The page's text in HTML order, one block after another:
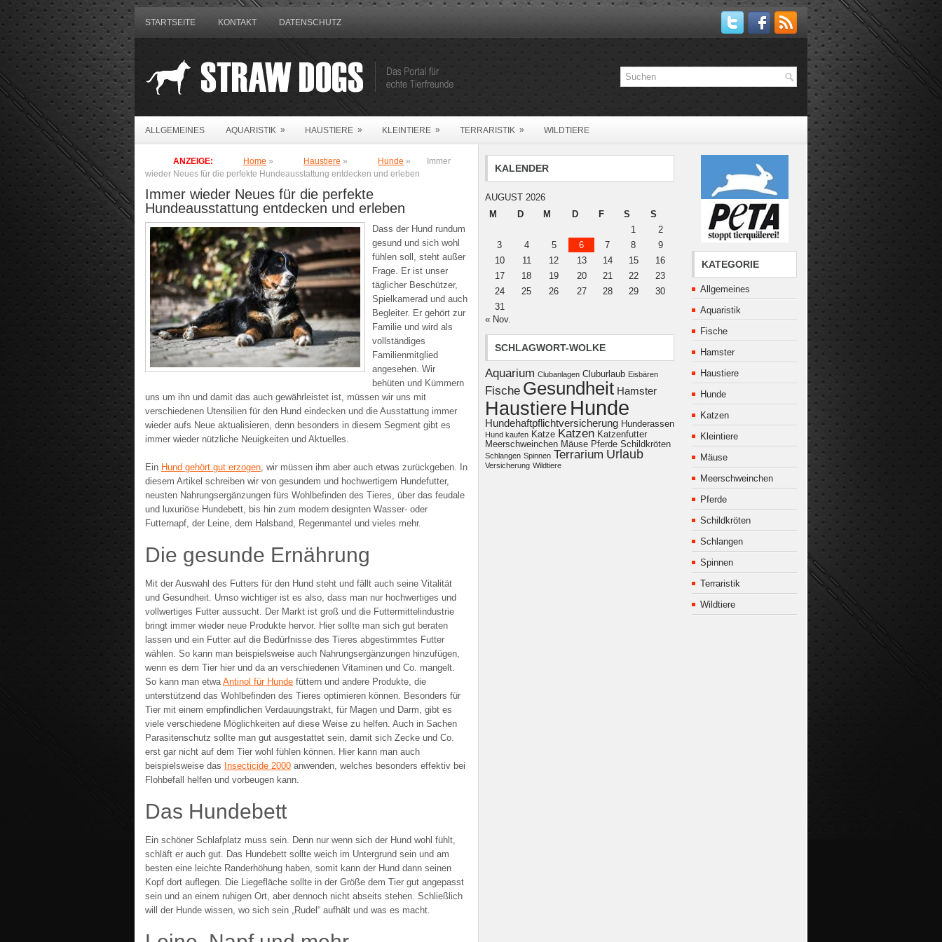
STARTSEITE KONTAKT DATENSCHUTZ
ALLGEMEINES AQUARISTIK » HAUSTIERE » KLEINTIERE » TERRARISTIK » WILDTIERE
ANZEIGE: Home » Haustiere » Hunde »
Immer
wieder Neues für die perfekte Hundeausstattung entdecken und erleben
Immer wieder Neues für die perfekte
Hundeausstattung entdecken und erleben
Dass der Hund rundum
gesund und sich wohl
fühlen soll, steht außer
Frage. Er ist unser
täglicher Beschützer,
Spielkamerad und auch
Begleiter. Er gehört zur
Familie und wird als
vollständiges
Familienmitglied
angesehen. Wir
behüten und Kümmern
uns um ihn und damit das auch gewährleistet ist, müssen wir uns mit
verschiedenen Utensilien für den Hund eindecken und die Ausstattung immer
wieder aufs Neue aktualisieren, denn besonders in diesem Segment gibt es
immer wieder nützliche Neuigkeiten und Aktuelles.
Ein Hund gehört gut erzogen, wir müssen ihm aber auch etwas zurückgeben. In
diesem Artikel schreiben wir von gesundem und hochwertigem Hundefutter,
neusten Nahrungsergänzungen fürs Wohlbefinden des Tieres, über das feudale
und luxuriöse Hundebett, bis hin zum modern designten Wasser- oder
Futternapf, der Leine, dem Halsband, Regenmantel und vieles mehr.
Die gesunde Ernährung
Mit der Auswahl des Futters für den Hund steht und fällt auch seine Vitalität
und Gesundheit. Umso wichtiger ist es also, dass man nur hochwertiges und
vollwertiges Futter aussucht. Der Markt ist groß und die Futtermittelindustrie
bringt immer wieder neue Produkte hervor. Hier sollte man sich gut beraten
lassen und ein Futter auf die Bedürfnisse des Tieres abgestimmtes Futter
wählen. So kann man beispielsweise auch Nahrungsergänzungen hinzufügen,
wenn es dem Tier hier und da an verschiedenen Vitaminen und Co. mangelt.
So kann man etwaAntinol für Hunde füttern und andere Produkte, die
unterstützend das Wohlbefinden des Tieres optimieren können. Besonders für
Tier mit einem empfindlichen Verdauungstrakt, für Magen und Darm, gibt es
viele verschiedene Möglichkeiten auf diese Weise zu helfen. Auch in Sachen
Parasitenschutz sollte man gut ausgestattet sein, damit sich Zecke und Co.
erst gar nicht auf dem Tier wohl fühlen können. Hier kann man auch
beispielsweise das Insecticide 2000 anwenden, welches besonders effektiv bei
Flohbefall helfen und vorbeugen kann.
Das Hundebett
Ein schöner Schlafplatz muss sein. Denn nur wenn sich der Hund wohl fühlt,
schläft er auch gut. Das Hundebett sollte weich im Untergrund sein und am
besten eine leichte Randerhöhung haben, somit kann der Hund dann seinen
Kopf dort auflegen. Die Liegefläche sollte in der Größe dem Tier gut angepasst
sein und an einem ruhigen Ort, aber dennoch nicht abseits stehen. Schließlich
will der Hunde wissen, wo sich sein „Rudel“ aufhält und was es macht.
KALENDER
AUGUST 2026
M
D M D F S
S
1
2
3
4 5 6 7 8
9
10
11 12 13 14 15
16
17
18 19 20 21 22
23
24
25 26 27 28 29
30
31
« Nov.
SCHLAGWORT-WOLKE
Aquarium Clubanlagen Cluburlaub Eisbären
Fische Gesundheit Hamster
Haustiere Hunde
Hundehaftpflichtversicherung Hunderassen
Hund kaufen Katze Katzen Katzenfutter
Meerschweinchen Mäuse Pferde Schildkröten
Schlangen Spinnen Terrarium Urlaub
Versicherung Wildtiere
KATEGORIE
Allgemeines
Aquaristik
Fische
Hamster
Haustiere
Hunde
Katzen
Kleintiere
Mäuse
Meerschweinchen
Pferde
Schildkröten
Schlangen
Spinnen
Terraristik
Wildtiere